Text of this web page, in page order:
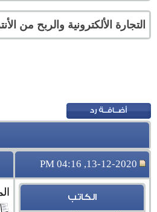
التجارة الألكترونية والربح من
13-12-2020, 04:16 PM
الكاتب